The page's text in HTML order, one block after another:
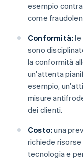
esempio
come
Conformità: le
sono
la conformità
un'attenta
esempio,
misure
dei clienti.
Costo: una
richiede
tecnologia e